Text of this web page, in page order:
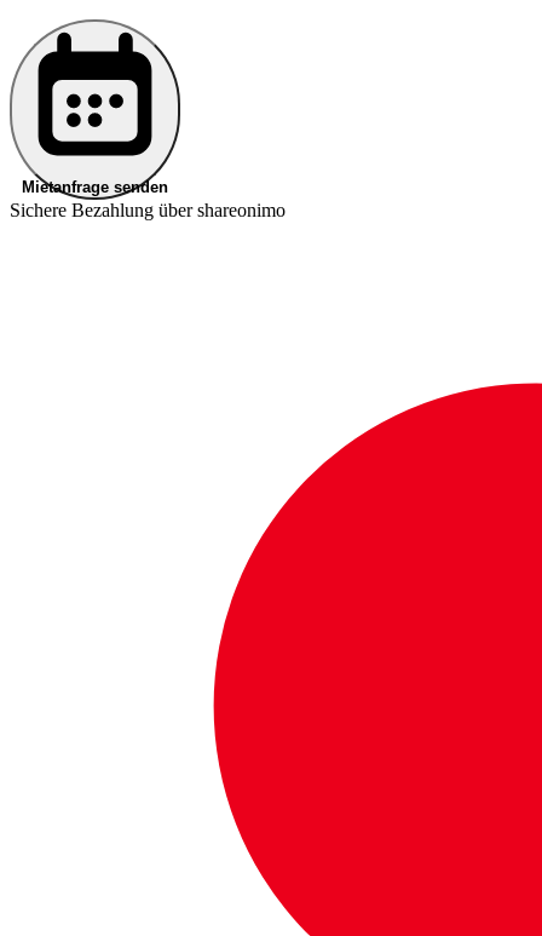
Mietanfrage senden
Sichere Bezahlung über shareonimo